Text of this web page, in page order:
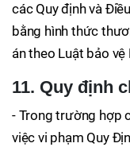
các Quy định và
bằng hình thức
án theo Luật bảo
11. Quy định
- Trong trường hợp
việc vi phạm Quy